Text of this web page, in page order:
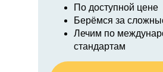
По доступной цене
Берёмся за
Лечим по
стандартам